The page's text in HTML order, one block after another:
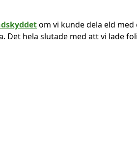
om vi kunde dela eld
hela slutade med att vi lade